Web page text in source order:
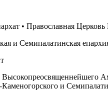
• Православная Церковь
Каменогорского и